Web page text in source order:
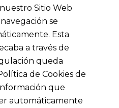
Sitio Web
se
Esta
a través de
queda
de Cookies de
que
automáticamente